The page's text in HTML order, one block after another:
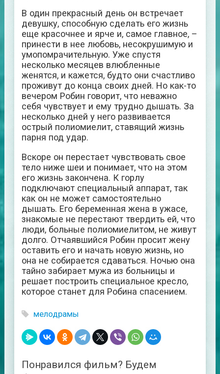
В один прекрасный день он встречает
девушку, способную сделать его жизнь
еще красочнее и ярче и, самое главное, –
принести в нее любовь, несокрушимую и
умопомрачительную. Уже спустя
несколько месяцев влюбленные
женятся, и кажется, будто они счастливо
проживут до конца своих дней. Но как-то
вечером Робин говорит, что неважно
себя чувствует и ему трудно дышать. За
несколько дней у него развивается
острый полиомиелит, ставящий жизнь
парня под удар.
Вскоре он перестает чувствовать свое
тело ниже шеи и понимает, что на этом
его жизнь закончена. К горлу
подключают специальный аппарат, так
как он не может самостоятельно
дышать. Его беременная жена в ужасе,
знакомые не перестают твердить ей, что
люди, больные полиомиелитом, не живут
долго. Отчаявшийся Робин просит жену
оставить его и начать новую жизнь, но
она не собирается сдаваться. Ночью она
тайно забирает мужа из больницы и
решает построить специальное кресло,
которое станет для Робина спасением.
мелодрамы
Понравился фильм? Будем